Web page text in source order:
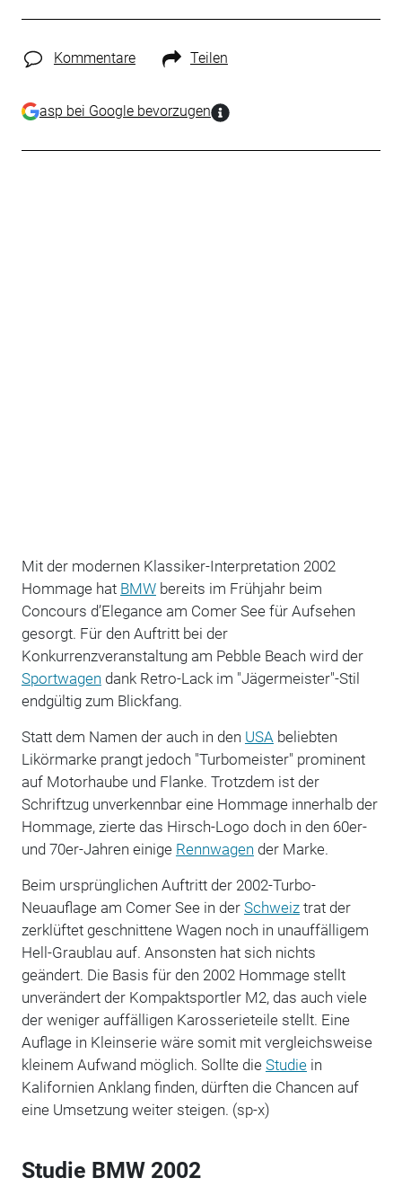
Kommentare Teilen
asp bei Google bevorzugen
Mit der modernen Klassiker-Interpretation 2002
Hommage hat BMWbereits im Frühjahr beim
Concours d’Elegance am Comer See für Aufsehen
gesorgt. Für den Auftritt bei der
Konkurrenzveranstaltung am Pebble Beach wird der
Sportwagen dank Retro-Lack im "Jägermeister"-Stil
endgültig zum Blickfang.
Statt dem Namen der auch in den USA beliebten
Likörmarke prangt jedoch "Turbomeister" prominent
auf Motorhaube und Flanke. Trotzdem ist der
Schriftzug unverkennbar eine Hommage innerhalb der
Hommage, zierte das Hirsch-Logo doch in den 60er-
und 70er-Jahren einige Rennwagen der Marke.
Beim ursprünglichen Auftritt der 2002-Turbo-
Neuauflage am Comer See in der Schweiztrat der
zerklüftet geschnittene Wagen noch in unauffälligem
Hell-Graublau auf. Ansonsten hat sich nichts
geändert. Die Basis für den 2002 Hommage stellt
unverändert der Kompaktsportler M2, das auch viele
der weniger auffälligen Karosserieteile stellt. Eine
Auflage in Kleinserie wäre somit mit vergleichsweise
kleinem Aufwand möglich. Sollte die Studiein
Kalifornien Anklang finden, dürften die Chancen auf
eine Umsetzung weiter steigen. (sp-x)
Studie BMW 2002